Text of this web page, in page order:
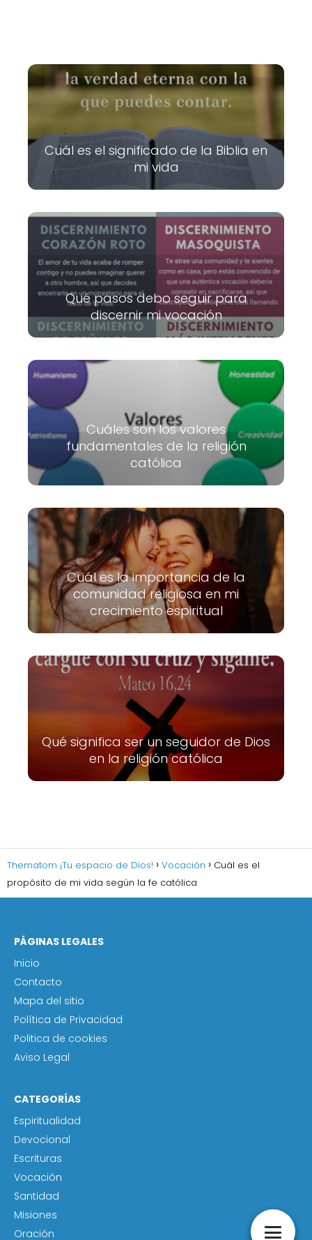
Cuál es el significado de la Biblia en
mi vida
Qué pasos debo seguir para
discernir mi vocación
Cuáles son los valores
fundamentales de la religión
católica
Cuál es la importancia de la
comunidad religiosa en mi
crecimiento espiritual
Qué significa ser un seguidor de Dios
en la religión católica
Thematom ¡Tu espacio de Dios! Vocación
Cuál es el
propósito de mi vida según la fe católica
PÁGINAS LEGALES
Inicio
Contacto
Mapa del sitio
Política de Privacidad
Politica de cookies
Aviso Legal
CATEGORÍAS
Espiritualidad
Devocional
Escrituras
Vocación
Santidad
Misiones
Oración